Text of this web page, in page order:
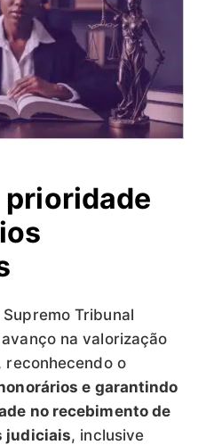
prioridade
Tribunal
na valorização
reconhecendo o
e garantindo
no recebimento de
judiciais, inclusive